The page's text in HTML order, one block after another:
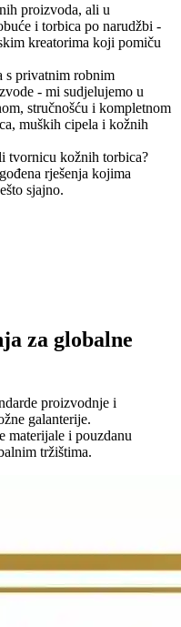
proizvoda, ali u
i torbica po narudžbi -
kreatorima koji pomiču
s privatnim robnim
- mi sudjelujemo u
stručnošću i kompletnom
muških cipela i kožnih
tvornicu kožnih torbica?
rješenja kojima
sjajno.
za globalne
proizvodnje i
galanterije.
materijale i pouzdanu
tržištima.